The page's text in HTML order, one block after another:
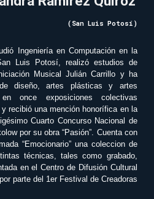
(San Luis Potosí)
Ingeniería en Computación en la
Luis Potosí, realizó estudios de
Musical Julián Carrillo y ha
diseño, artes plásticas y artes
once exposiciones colectivas
recibió una mención honorífica en la
Cuarto Concurso Nacional de
por su obra “Pasión”. Cuenta con
“Emocionario” una coleccion de
técnicas, tales como grabado,
en el Centro de Difusión Cultural
parte del 1er Festival de Creadoras